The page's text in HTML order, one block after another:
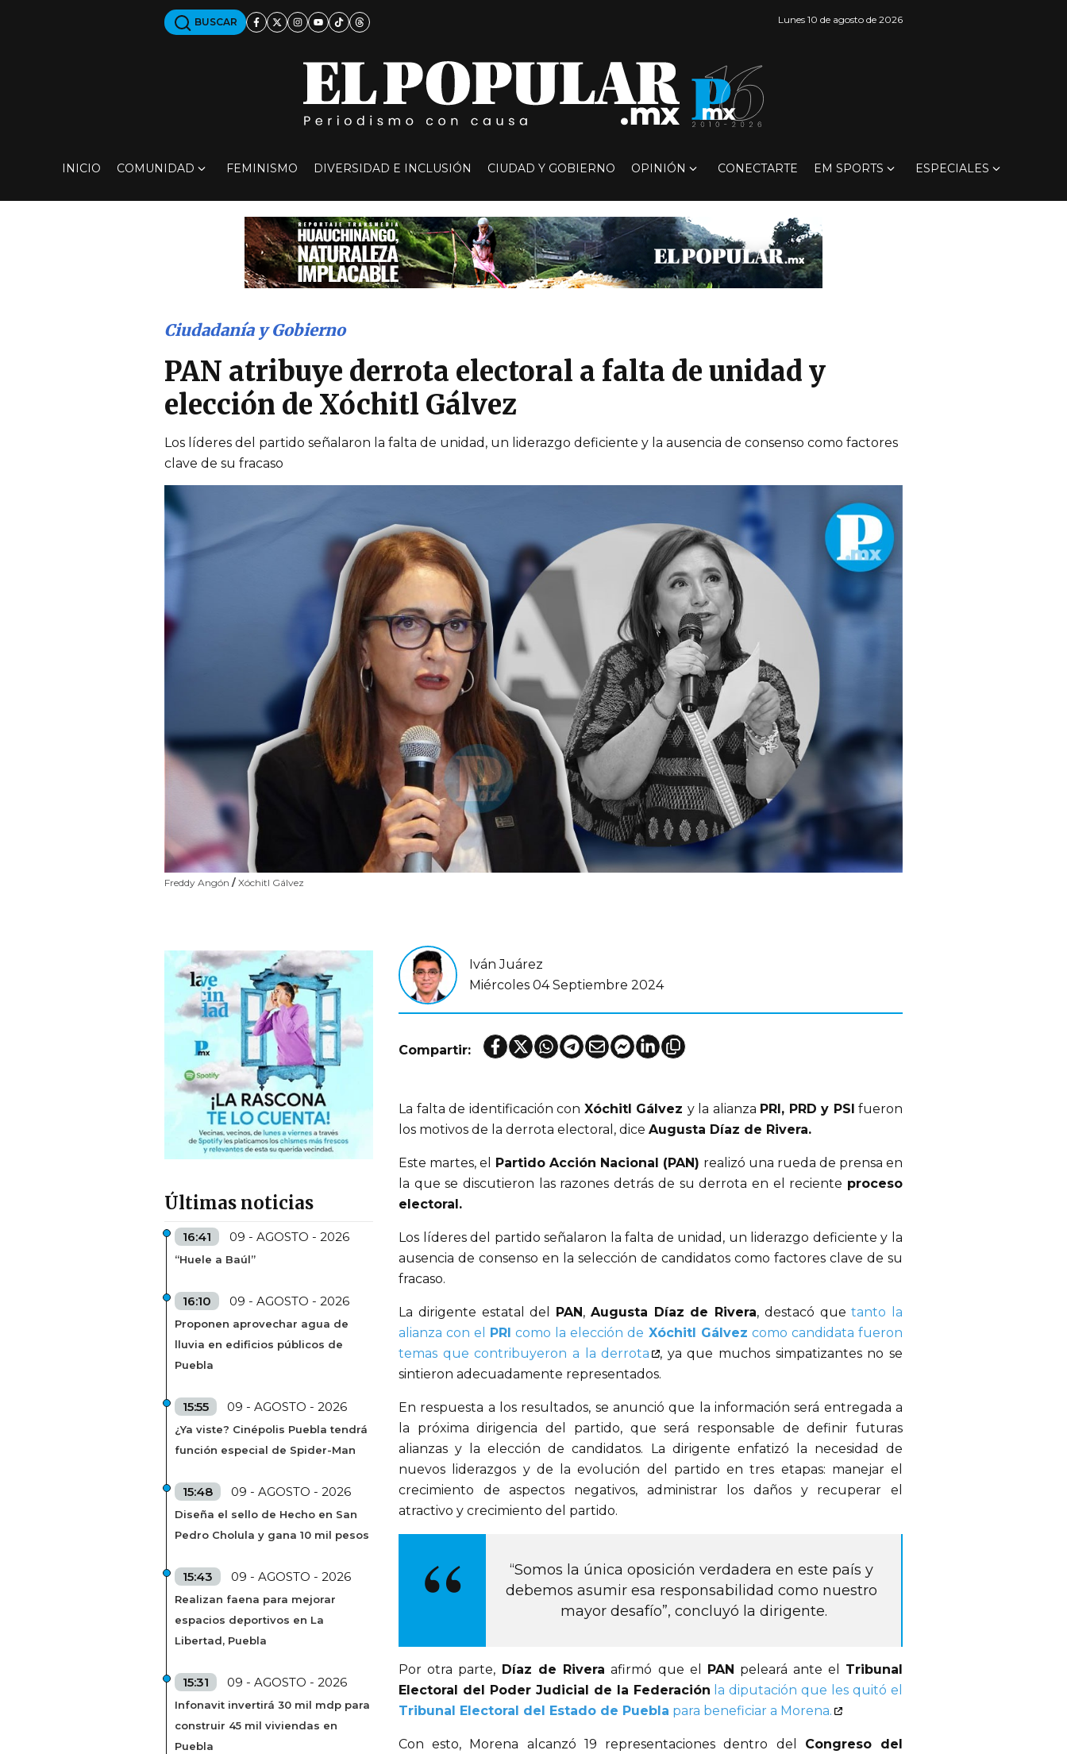
BUSCAR Lunes 10 de agosto de 2026
INICIO COMUNIDAD FEMINISMO DIVERSIDAD E INCLUSIÓN CIUDAD Y GOBIERNO OPINIÓN CONECTARTE EM SPORTS ESPECIALES
Freddy Angón / Xóchitl Gálvez
Ciudadanía y Gobierno
PAN atribuye derrota electoral a falta de unidad y
elección de Xóchitl Gálvez
Los líderes del partido señalaron la falta de unidad, un liderazgo deficiente y la ausencia de consenso como factores
clave de su fracaso
Últimas noticias
16:41 09 - AGOSTO - 2026
“Huele a Baúl”
16:10 09 - AGOSTO - 2026
Proponen aprovechar agua de
lluvia en edificios públicos de
Puebla
15:55 09 - AGOSTO - 2026
¿Ya viste? Cinépolis Puebla tendrá
función especial de Spider-Man
15:48 09 - AGOSTO - 2026
Diseña el sello de Hecho en San
Pedro Cholula y gana 10 mil pesos
15:43 09 - AGOSTO - 2026
Realizan faena para mejorar
espacios deportivos en La
Libertad, Puebla
15:31 09 - AGOSTO - 2026
Infonavit invertirá 30 mil mdp para
construir 45 mil viviendas en
Puebla
Iván Juárez
Miércoles 04 Septiembre 2024
Compartir:
La falta de identificación con Xóchitl Gálvez y la alianza PRI, PRD y PSI fueron
los motivos de la derrota electoral, dice Augusta Díaz de Rivera.
Este martes, el Partido Acción Nacional (PAN) realizó una rueda de prensa en
la que se discutieron las razones detrás de su derrota en el reciente proceso
electoral.
Los líderes del partido señalaron la falta de unidad, un liderazgo deficiente y la
ausencia de consenso en la selección de candidatos como factores clave de su
fracaso.
La dirigente estatal del PAN , Augusta Díaz de Rivera, destacó que tanto la
alianza con el
PRIcomo la elección de Xóchitl Gálvezcomo candidata fueron
temas que contribuyeron a la derrota
, ya que muchos simpatizantes no se
sintieron adecuadamente representados.
En respuesta a los resultados, se anunció que la información será entregada a
la próxima dirigencia del partido, que será responsable de definir futuras
alianzas y la elección de candidatos. La dirigente enfatizó la necesidad de
nuevos liderazgos y de la evolución del partido en tres etapas: manejar el
crecimiento de aspectos negativos, administrar los daños y recuperar el
atractivo y crecimiento del partido.
“Somos la única oposición verdadera en este país y
debemos asumir esa responsabilidad como nuestro
mayor desafío”, concluyó la dirigente.
Por otra parte, Díaz de Rivera afirmó que el PAN peleará ante el Tribunal
Electoral del Poder Judicial de la Federación la diputación que les quitó el
Tribunal Electoral del Estado de Puebla para beneficiar a Morena.
Con esto, Morena alcanzó 19 representaciones dentro del Congreso del